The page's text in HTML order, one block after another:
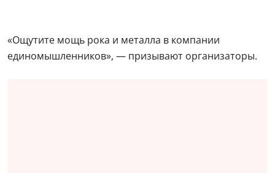
«Ощутите мощь рока и металла в компании
единомышленников», — призывают организаторы.